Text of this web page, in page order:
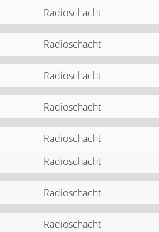
Radioschacht
Radioschacht
Radioschacht
Radioschacht
Radioschacht
Radioschacht
Radioschacht
Radioschacht